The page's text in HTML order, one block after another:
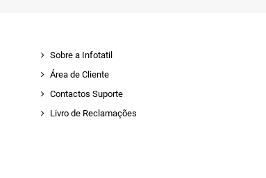
Sobre a Infotatil
Área de Cliente
Contactos Suporte
Livro de Reclamações